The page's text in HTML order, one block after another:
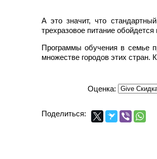
А это значит, что
трехразовое питание обойдется
Программы обучения в семье
множестве городов этих стран.
Оценка:
Поделиться: